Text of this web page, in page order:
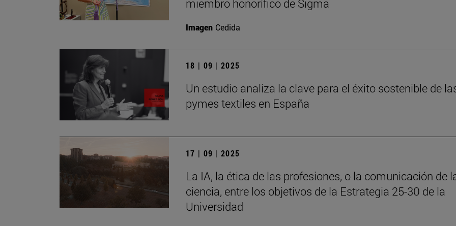
miembro honorífico de Sigma
Imagen Cedida
18 | 09 | 2025
Un estudio analiza la clave para el éxito sostenible de
pymes textiles en España
17 | 09 | 2025
La IA, la ética de las profesiones, o la comunicación de
ciencia, entre los objetivos de la Estrategia 25-30 de la
Universidad